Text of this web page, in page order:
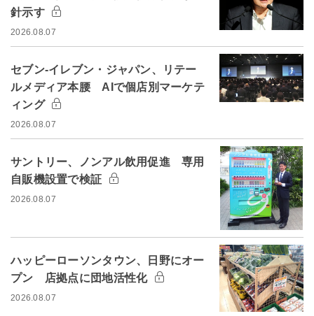
針示す
2026.08.07
セブン-イレブン・ジャパン、リテー
ルメディア本腰 AIで個店別マーケテ
ィング
2026.08.07
サントリー、ノンアル飲用促進 専用
自販機設置で検証
2026.08.07
ハッピーローソンタウン、日野にオー
プン 店拠点に団地活性化
2026.08.07